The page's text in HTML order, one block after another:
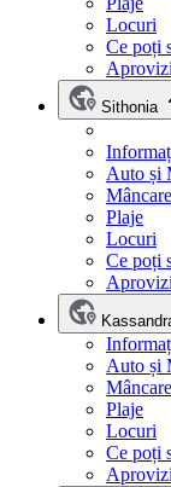
Locuri
Ce poți
Sithonia
Auto și
Plaje
Locuri
Ce poți
Auto și
Plaje
Locuri
Ce poți